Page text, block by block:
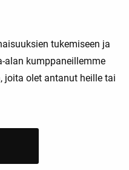
tukemiseen ja
alan kumppaneillemme
joita olet antanut heille tai